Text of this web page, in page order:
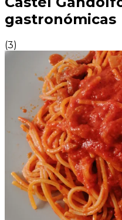
gastronómicas
(3)